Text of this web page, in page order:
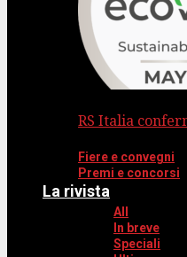
RS Italia
Fiere e convegni
Premi e concorsi
La rivista
All
In breve
Speciali